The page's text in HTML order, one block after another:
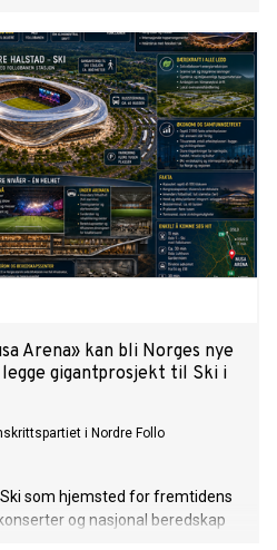
Arena» kan bli Norges nye
gigantprosjekt til Ski i
i Nordre Follo
som hjemsted for fremtidens
og nasjonal beredskap